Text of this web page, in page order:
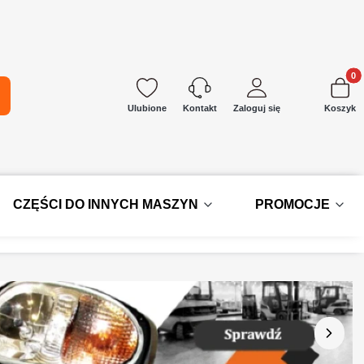
Ulubione Kontakt Zaloguj się Koszyk
CZĘŚCI DO INNYCH MASZYN PROMOCJE